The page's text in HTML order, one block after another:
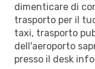
dimenticare di
trasporto per il
taxi, trasporto
dell'aeroporto
presso il desk